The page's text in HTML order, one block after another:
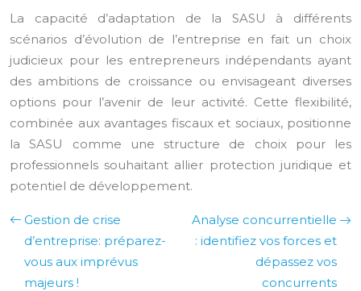
La capacité d’adaptation de la SASU à différents
scénarios d’évolution de l’entreprise en fait un choix
judicieux pour les entrepreneurs indépendants ayant
des ambitions de croissance ou envisageant diverses
options pour l’avenir de leur activité. Cette flexibilité,
combinée aux avantages fiscaux et sociaux, positionne
la SASU comme une structure de choix pour les
professionnels souhaitant allier protection juridique et
potentiel de développement.
Gestion de crise
d’entreprise: préparez-
vous aux imprévus
majeurs !
Analyse concurrentielle
: identifiez vos forces et
dépassez vos
concurrents